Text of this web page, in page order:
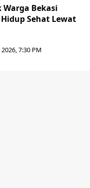
Bekasi
Sehat Lewat
7:30 PM